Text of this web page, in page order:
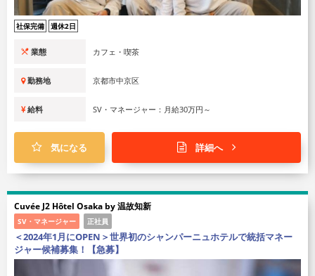
社保完備 週休2日
業態 カフェ・喫茶
勤務地 京都市中京区
給料 SV・マネージャー：月給30万円～
気になる 詳細へ
Cuvée J2 Hôtel Osaka by 温故知新
SV・マネージャー 正社員
＜2024年1月にOPEN＞世界初のシャンパーニュホテルで統括マネー
ジャー候補募集！【急募】